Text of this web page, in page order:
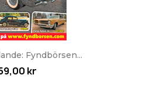
Fyndbörsen...
kr